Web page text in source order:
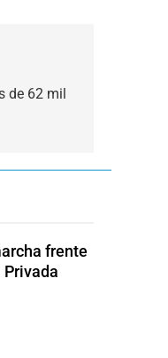
de 62 mil
frente
Privada